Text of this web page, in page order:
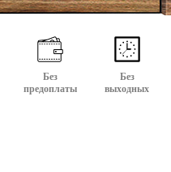
Без
предоплаты
Без
выходных